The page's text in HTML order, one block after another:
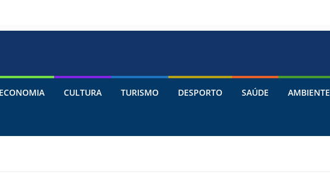
ECONOMIA CULTURA TURISMO DESPORTO SAÚDE AMBIENTE